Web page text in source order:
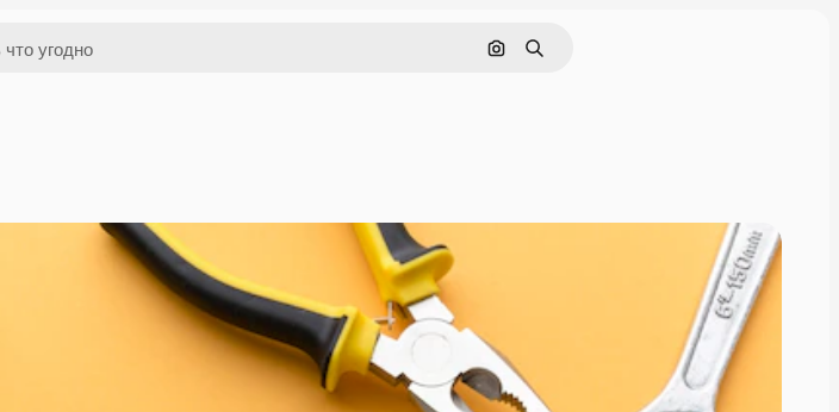
Поиск по изображению
Поиск